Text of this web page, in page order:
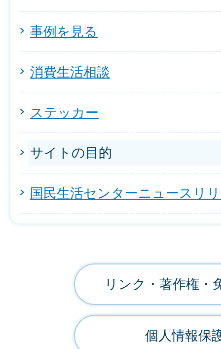
事例を見る
消費生活相談
ステッカー
サイトの目的
国民生活センターニュースリ
リンク・著作権・
個人情報保